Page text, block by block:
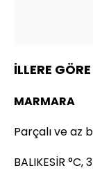
İLLERE
MARMARA
Parçalı ve az
BALIKESİR °C,